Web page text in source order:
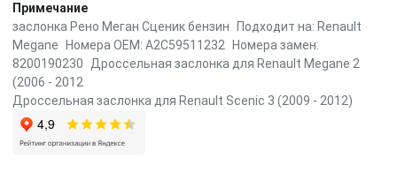
Примечание
заслонка Рено Меган Сценик бензин Подходит на: Renault
Megane Номера OEM: A2C59511232 Номера замен:
8200190230 Дроссельная заслонка для Renault Megane 2
(2006 - 2012
Дроссельная заслонка для Renault Scenic 3 (2009 - 2012)